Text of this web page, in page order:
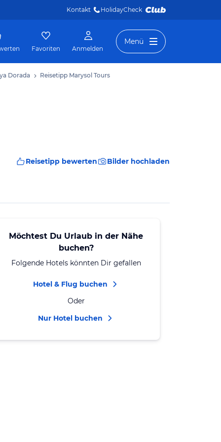
Kontakt HolidayCheck
Favoriten Anmelden
Menü
Dorada Reisetipp Marysol Tours
Reisetipp bewerten Bilder hochladen
Möchtest Du Urlaub in der Nähe
buchen?
Folgende Hotels könnten Dir gefallen
Hotel & Flug buchen
Oder
Nur Hotel buchen